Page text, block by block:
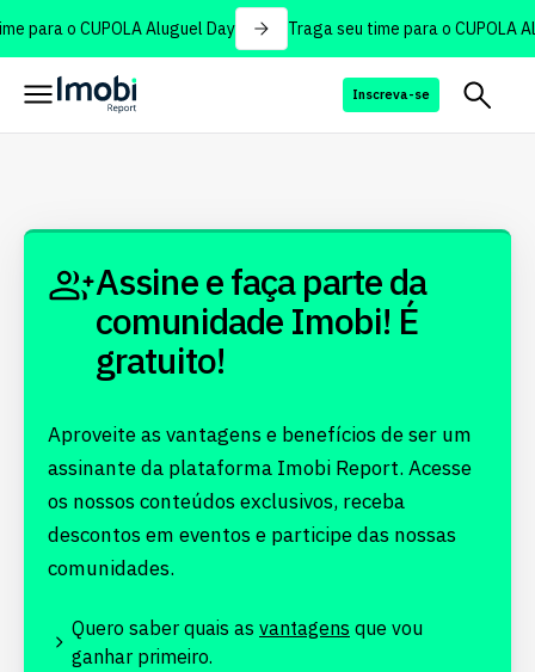
para o CUPOLA Aluguel Day Traga seu time para o CUPOLA
Inscreva-se
Assine e faça parte da
comunidade Imobi! É
gratuito!
Aproveite as vantagens e benefícios de ser um
assinante da plataforma Imobi Report. Acesse
os nossos conteúdos exclusivos, receba
descontos em eventos e participe das nossas
comunidades.
Quero saber quais as vantagens que vou
ganhar primeiro.